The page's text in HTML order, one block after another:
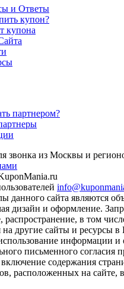
и Ответы
купон?
купона
партнером?
звонка из Москвы и
данного сайта являются
дизайн и оформление.
распространение, в том
на другие сайты и ресурсы в
информации и
письменного согласия
содержания
расположенных на сайте,